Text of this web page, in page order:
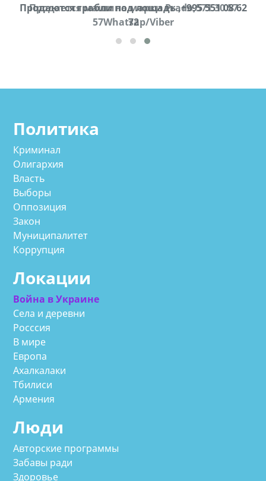
Продается машина марки Prado,571 30 57
57Whatsap/Viber
Продаются грабли под лощадь ,+995 551 08 62
72
Политика
Криминал
Олигархия
Власть
Выборы
Оппозиция
Закон
Муниципалитет
Коррупция
Локации
Война в Украине
Села и деревни
Росссия
В мире
Европа
Ахалкалаки
Тбилиси
Армения
Люди
Авторские программы
Забавы ради
Здоровье